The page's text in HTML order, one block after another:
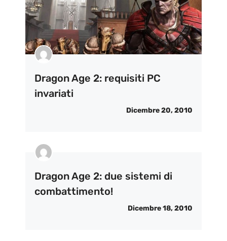
Dragon Age 2: requisiti PC
invariati
Dicembre 20, 2010
Dragon Age 2: due sistemi di
combattimento!
Dicembre 18, 2010